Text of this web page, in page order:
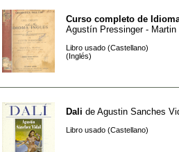
Curso completo de
Agustín Pressinger - Martin
Libro usado (Castellano)
(Inglés)
Dali de Agustin Sanches
Libro usado (Castellano)